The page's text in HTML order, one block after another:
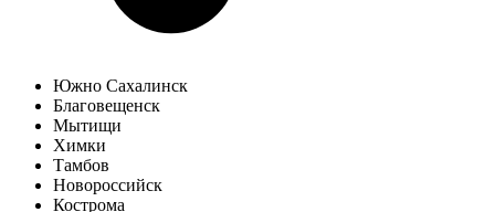
Южно Сахалинск
Благовещенск
Мытищи
Химки
Тамбов
Новороссийск
Кострома